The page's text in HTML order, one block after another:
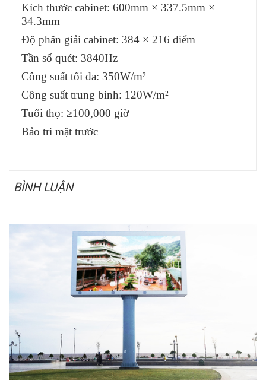
Kích thước cabinet: 600mm × 337.5mm ×
34.3mm
Độ phân giải cabinet: 384 × 216 điểm
Tần số quét: 3840Hz
Công suất tối đa: 350W/m²
Công suất trung bình: 120W/m²
Tuổi thọ: ≥100,000 giờ
Bảo trì mặt trước
BÌNH LUẬN